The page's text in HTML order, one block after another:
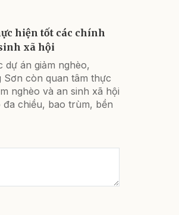
hiện tốt các chính
xã hội
dự án giảm nghèo,
Sơn còn quan tâm thực
nghèo và an sinh xã hội
đa chiều, bao trùm, bền